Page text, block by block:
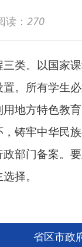
读： 270
课程为主体，以
须按规定
族共同体意识。
立足学校办学
省区市政